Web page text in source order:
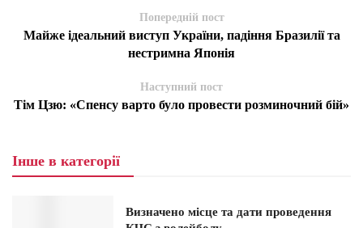
Попередній пост
Майже ідеальний виступ України, падіння Бразилії та
нестримна Японія
Наступний пост
Тім Цзю: «Спенсу варто було провести розминочний бій»
Інше в категорії
Визначено місце та дати проведення